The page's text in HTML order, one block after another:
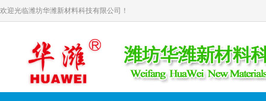
欢迎光临潍坊华潍新材料科技有限公司！